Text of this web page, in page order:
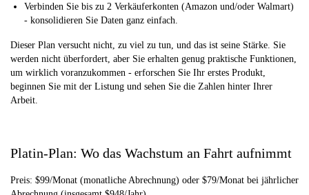
Verbinden Sie bis zu 2 Verkäuferkonten (Amazon und/oder Walmart)
- konsolidieren Sie Daten ganz einfach.
Dieser Plan versucht nicht, zu viel zu tun, und das ist seine Stärke. Sie
werden nicht überfordert, aber Sie erhalten genug praktische Funktionen,
um wirklich voranzukommen - erforschen Sie Ihr erstes Produkt,
beginnen Sie mit der Listung und sehen Sie die Zahlen hinter Ihrer
Arbeit.
Platin-Plan: Wo das Wachstum an Fahrt aufnimmt
Preis: $99/Monat (monatliche Abrechnung) oder $79/Monat bei jährlicher